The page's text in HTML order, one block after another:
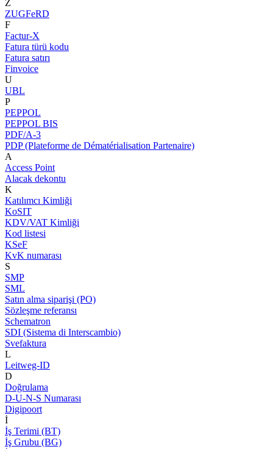
Z
ZUGFeRD
F
Factur-X
Fatura türü kodu
Fatura satırı
Finvoice
U
UBL
P
PEPPOL
PEPPOL BIS
PDF/A-3
PDP (Plateforme de Dématérialisation Partenaire)
A
Access Point
Alacak dekontu
K
Katılımcı Kimliği
KoSIT
KDV/VAT Kimliği
Kod listesi
KSeF
KvK numarası
S
SMP
SML
Satın alma siparişi (PO)
Sözleşme referansı
Schematron
SDI (Sistema di Interscambio)
Svefaktura
L
Leitweg-ID
D
Doğrulama
D-U-N-S Numarası
Digipoort
İ
İş Terimi (BT)
İş Grubu (BG)